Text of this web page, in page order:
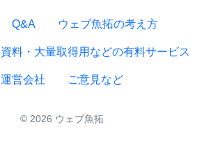
Q&A ウェブ魚拓の考え方
資料・大量取得用などの有料サービス
運営会社 ご意見など
© 2026 ウェブ魚拓